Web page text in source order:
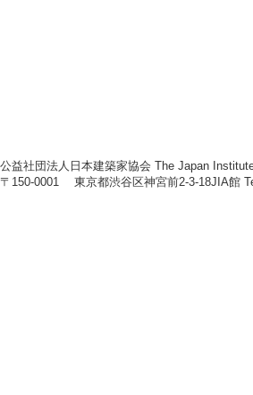
公益社団法人日本建築家協会 The Japan
〒150-0001 東京都渋谷区神宮前2-3-18JIA館